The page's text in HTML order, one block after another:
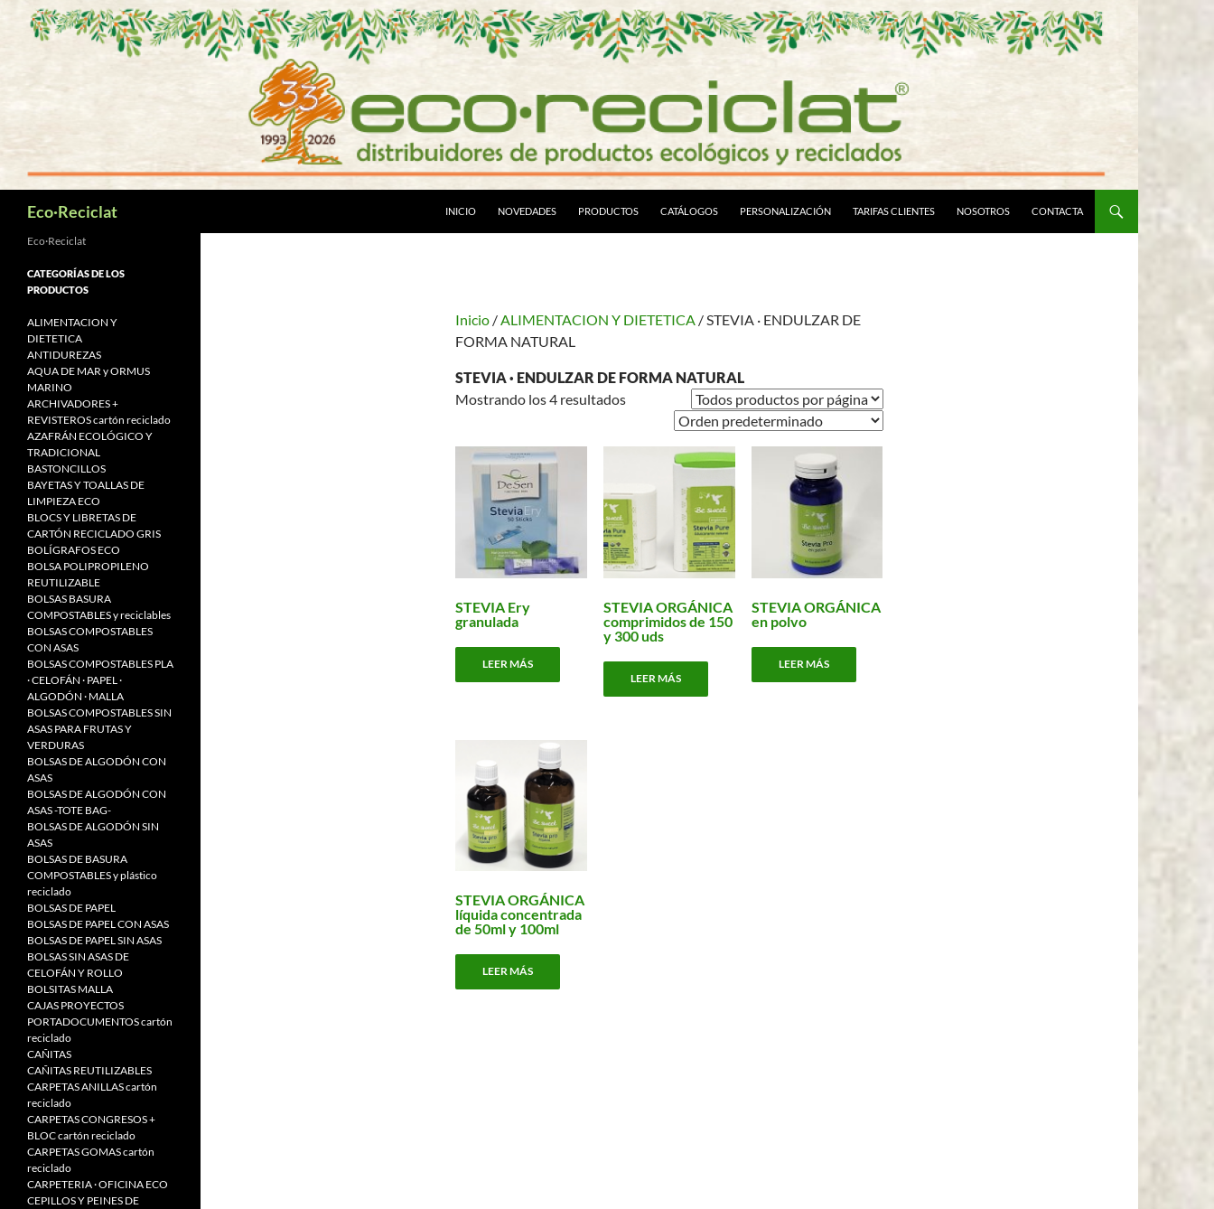
Saltar
Eco·Reciclat INICIO NOVEDADES PRODUCTOS CATÁLOGOS PERSONALIZACIÓN TARIFAS CLIENTES NOSOTROS CONTACTA
Inicio /ALIMENTACION Y DIETETICA / STEVIA · ENDULZAR DE
FORMA NATURAL
STEVIA · ENDULZAR DE FORMA NATURAL
Mostrando los 4 resultados
STEVIA Ery
granulada
LEER MÁS
STEVIA ORGÁNICA
comprimidos de 150
y 300 uds
LEER MÁS
STEVIA ORGÁNICA
en polvo
LEER MÁS
STEVIA ORGÁNICA
líquida concentrada
de 50ml y 100ml
LEER MÁS
Eco·Reciclat
CATEGORÍAS DE LOS
PRODUCTOS
ALIMENTACION Y
DIETETICA
ANTIDUREZAS
AQUA DE MAR y ORMUS
MARINO
ARCHIVADORES +
REVISTEROS cartón reciclado
AZAFRÁN ECOLÓGICO Y
TRADICIONAL
BASTONCILLOS
BAYETAS Y TOALLAS DE
LIMPIEZA ECO
BLOCS Y LIBRETAS DE
CARTÓN RECICLADO GRIS
BOLÍGRAFOS ECO
BOLSA POLIPROPILENO
REUTILIZABLE
BOLSAS BASURA
COMPOSTABLES y reciclables
BOLSAS COMPOSTABLES
CON ASAS
BOLSAS COMPOSTABLES PLA
· CELOFÁN · PAPEL ·
ALGODÓN · MALLA
BOLSAS COMPOSTABLES SIN
ASAS PARA FRUTAS Y
VERDURAS
BOLSAS DE ALGODÓN CON
ASAS
BOLSAS DE ALGODÓN CON
ASAS -TOTE BAG-
BOLSAS DE ALGODÓN SIN
ASAS
BOLSAS DE BASURA
COMPOSTABLES y plástico
reciclado
BOLSAS DE PAPEL
BOLSAS DE PAPEL CON ASAS
BOLSAS DE PAPEL SIN ASAS
BOLSAS SIN ASAS DE
CELOFÁN Y ROLLO
BOLSITAS MALLA
CAJAS PROYECTOS
PORTADOCUMENTOS cartón
reciclado
CAÑITAS
CAÑITAS REUTILIZABLES
CARPETAS ANILLAS cartón
reciclado
CARPETAS CONGRESOS +
BLOC cartón reciclado
CARPETAS GOMAS cartón
reciclado
CARPETERIA · OFICINA ECO
CEPILLOS Y PEINES DE